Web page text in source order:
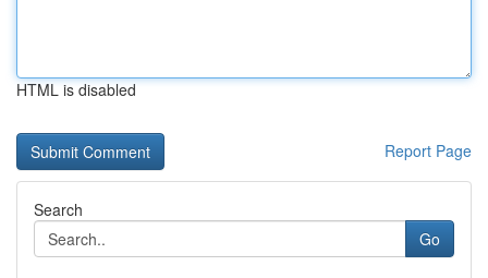
HTML is disabled
Report Page
Search
Go